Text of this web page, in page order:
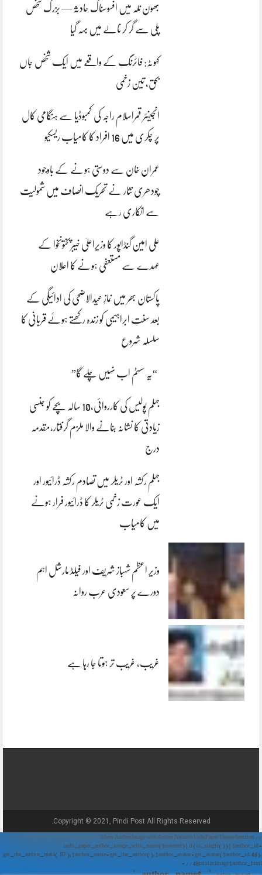
بھون نلہ میں افسوسناک حادثہ — بزرگ شخص
پلی سے گر کر نالے میں بہہ گیا
کہوٹہ: فائرنگ کے واقعے میں ایک شخص جاں
بحق، تین زخمی
انجینئر قمراسلام راجہ کی کمبوڈیا سے ہنگامی کال
پر چکری میں 16 افراد کا کامیاب ریسکیو
عمران خان سے دوستی ہونے کے باوجود
چودھری نثار نے تحریک انصاف میں شمولیت
سے انکاری رہے
علی امین گنڈاپور کا وزیراعلیٰ خیبرپختونخوا کے
عہدے سے مستعفی ہونے کا اعلان
پاکستان بھر میں نمازِ عیدالاضحی کی ادائیگی کے
بعد سنتِ ابراہیمی کو زندہ رکھتے ہوئے قربانی کا
سلسلہ شروع
“یہ سسٹم اب نہیں چلے گا”
جہلم پولیس کی کارروائی،10 سالہ بچے کو جنسی
زیادتی کا نشانہ بنانے والا ملزم گرفتار،مقدمہ
درج
جہلم رکشہ اور ٹریلر میں تصادم رکشہ ڈرائیور اور
ایک عورت زخمی ٹریلر کا ڈرائیور فرار ہونے
میں کامیاب
وزیر اعظم شہباز شریف اور فیلڈ مارشل اہم
دورے پر سعودی عرب روانہ
غریب، غریب تر ہوتا جا رہا ہے
Copyright © 2021, Pindi Post All Rights Reserved.
// Show Author Image with Author Name in UrduPaper Theme function
urdu_paper_author_image_with_name($content) { if (is_single()) { $author_id =
get_the_author_meta('ID'); $author_name = get_the_author(); $author_avatar = get_avatar($author_id, 48);
// 48px size image $author_html = '